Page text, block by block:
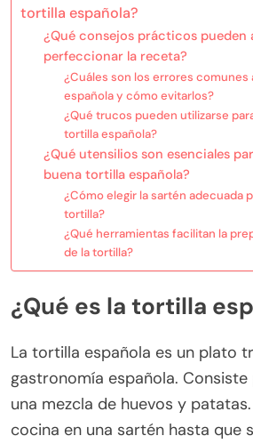
tortilla española?
¿Qué consejos prácticos pueden
perfeccionar la receta?
¿Cuáles son los errores comunes
española y cómo evitarlos?
¿Qué trucos pueden utilizarse
tortilla española?
¿Qué utensilios son esenciales
buena tortilla española?
¿Cómo elegir la sartén adecuada
tortilla?
¿Qué herramientas facilitan la
de la tortilla?
¿Qué es la tortilla
La tortilla española es un plato
gastronomía española.
una mezcla de huevos y
cocina en una sartén hasta que